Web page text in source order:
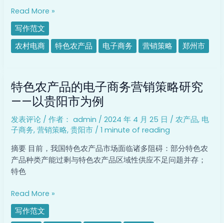
营
策
略
研
以
郑
市
为
例
Read More »
写作范文
农村电商
特色农产品 电子商务 营销策略 郑州市
特色农产品的电子商务营销策略研究
——以贵阳市为例
发表评论 / 作者： admin /2024 年 4 月 25 日 /农产品, 电
子商务,营销策略,贵阳市 /1 minute of reading
摘要 目前，我国特色农产品市场面临诸多阻碍：部分特色农
产品种类产能过剩与特色农产品区域性供应不足问题并存；
特色
色
品
的
电
子
商
务
营
策
Read More »
写作范文